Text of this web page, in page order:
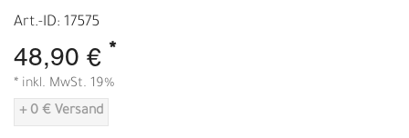
Art.-ID: 17575
48,90 € *
* inkl. MwSt. 19%
+ 0 € Versand